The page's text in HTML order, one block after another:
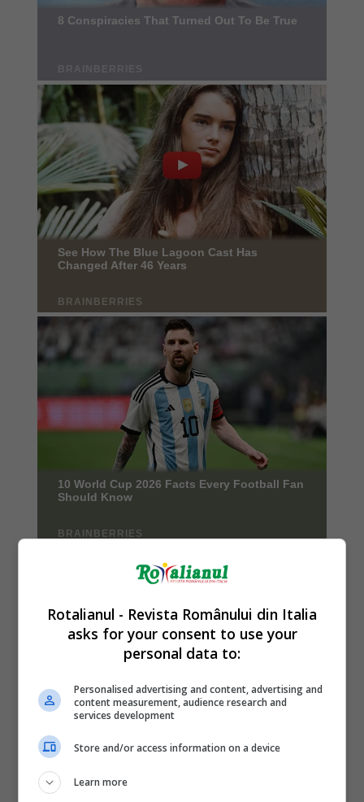
Rotalianul - Revista Românului din Italia
asks for your consent to use your
personal data to:
Personalised advertising and content, advertising and
content measurement, audience research and
services development
Store and/or access information on a device
Learn more